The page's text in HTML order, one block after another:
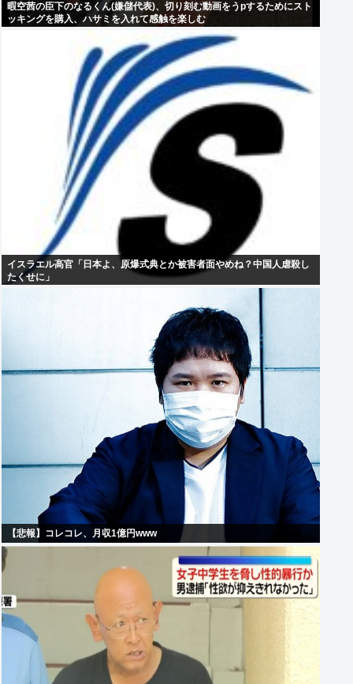
暇空茜の臣下のなるくん(嫌儲代表)、切り刻む動画をうpするためにスト
ッキングを購入、ハサミを入れて感触を楽しむ
イスラエル高官「日本よ、原爆式典とか被害者面やめね？中国人虐殺し
たくせに」
【悲報】コレコレ、月収1億円www